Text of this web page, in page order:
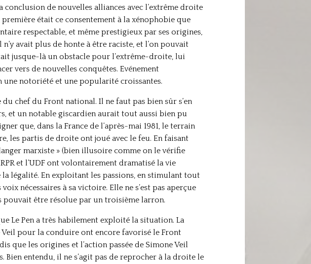
de nouvelles alliances avec l’extrême droite
première était ce consentement à la xénophobie que
respectable, et même prestigieux par ses origines,
avait plus de honte à être raciste, et l’on pouvait
jusque-là un obstacle pour l’extrême-droite, lui
vers de nouvelles conquêtes. Evénement
une notoriété et une popularité croissantes.
chef du Front national. Il ne faut pas bien sûr s’en
et un notable giscardien aurait tout aussi bien pu
que, dans la France de l’après-mai 1981, le terrain
les partis de droite ont joué avec le feu. En faisant
marxiste » (bien illusoire comme on le vérifie
et l’UDF ont volontairement dramatisé la vie
légalité. En exploitant les passions, en stimulant tout
nécessaires à sa victoire. Elle ne s’est pas aperçue
pouvait être résolue par un troisième larron.
Le Pen a très habilement exploité la situation. La
pour la conduire ont encore favorisé le Front
que les origines et l’action passée de Simone Veil
Bien entendu, il ne s’agit pas de reprocher à la droite le